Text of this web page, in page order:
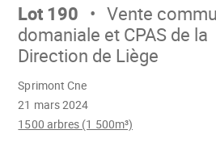
Lot 190
Vente
domaniale et CPAS de la
Direction de Liège
21 mars 2024
Sprimont Cne
1500 arbres (1 500m³)